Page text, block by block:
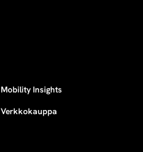
Mobility Insights
Verkkokauppa